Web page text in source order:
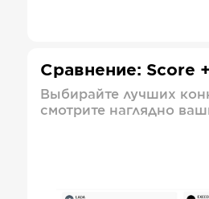
Сравнение: Score
Выбирайте лучших
смотрите наглядно